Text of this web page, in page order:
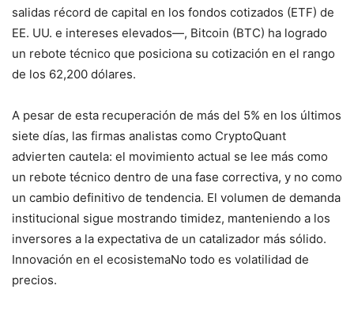
salidas récord de capital en los fondos cotizados (ETF) de
EE. UU. e intereses elevados—, Bitcoin (BTC) ha logrado
un rebote técnico que posiciona su cotización en el rango
de los 62,200 dólares.
A pesar de esta recuperación de más del 5% en los últimos
siete días, las firmas analistas como CryptoQuant
advierten cautela: el movimiento actual se lee más como
un rebote técnico dentro de una fase correctiva, y no como
un cambio definitivo de tendencia. El volumen de demanda
institucional sigue mostrando timidez, manteniendo a los
inversores a la expectativa de un catalizador más sólido.
Innovación en el ecosistemaNo todo es volatilidad de
precios.